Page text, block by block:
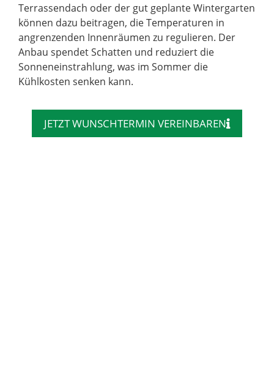
Terrassendach oder der gut geplante Wintergarten
können dazu beitragen, die Temperaturen in
angrenzenden Innenräumen zu regulieren. Der
Anbau spendet Schatten und reduziert die
Sonneneinstrahlung, was im Sommer die
Kühlkosten senken kann.
JETZT WUNSCHTERMIN VEREINBAREN